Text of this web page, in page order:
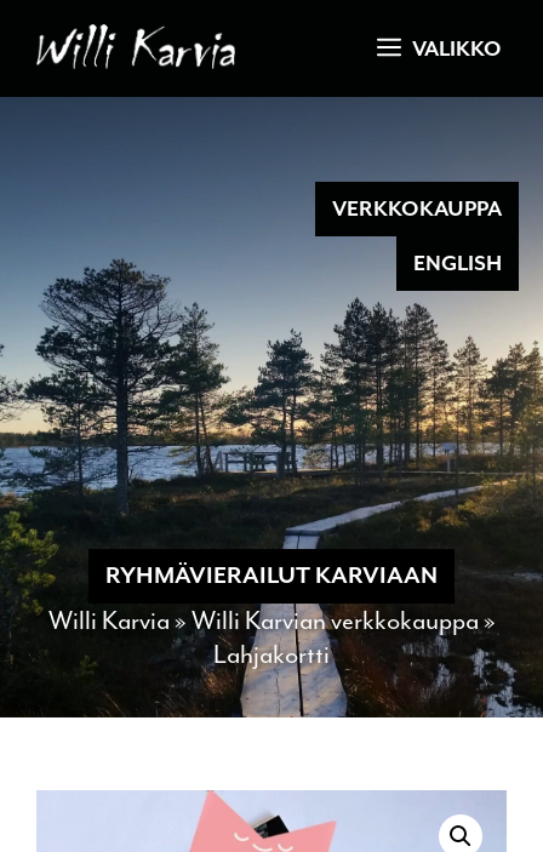
sisältöön
VALIKKO
VERKKOKAUPPA
ENGLISH
RYHMÄVIERAILUT KARVIAAN
Willi Karvia»Willi Karvian verkkokauppa»
Lahjakortti